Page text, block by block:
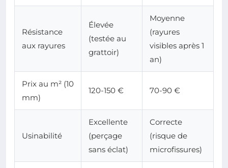
Résistance
aux rayures
Élevée
(testée au
grattoir)
Moyenne
(rayures
visibles après 1
an)
Prix au m² (10
mm)
120-150 € 70-90 €
Usinabilité
Excellente
(perçage
sans éclat)
Correcte
(risque de
microfissures)